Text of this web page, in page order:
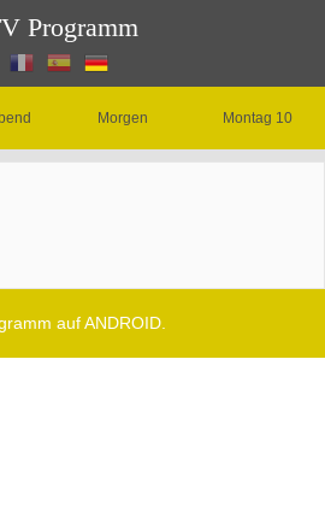
Programm
Morgen Montag 10
auf ANDROID.